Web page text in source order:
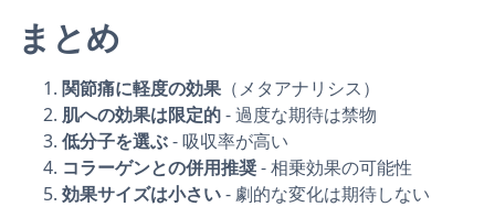
まとめ
関節痛に軽度の効果 （メタアナリシス）
肌への効果は限定的- 過度な期待は禁物
低分子を選ぶ- 吸収率が高い
コラーゲンとの併用推奨- 相乗効果の可能性
効果サイズは小さい- 劇的な変化は期待しない